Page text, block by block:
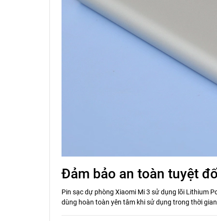
Đảm bảo an toàn tuyệt
Pin sạc dự phòng Xiaomi Mi 3 sử dụng lõi Lithium
dùng hoàn toàn yên tâm khi sử dụng trong thời